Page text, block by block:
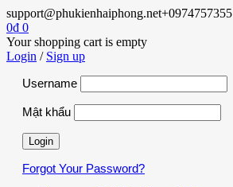
support@phukienhaiphong.net+0974757355
0₫ 0
Your shopping cart is empty
Login / Sign up
Username
Mật khẩu
Forgot Your Password?